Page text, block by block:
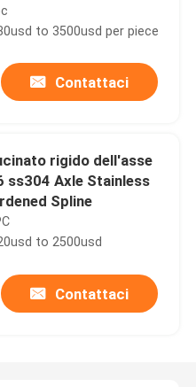
to 3500usd per piece
Contattaci
rigido dell'asse
ss304 Axle Stainless
Spline
to 2500usd
Contattaci
Muoiono gli spazii in bianco d'acciaio idraulici della ruota di Crane Wheel AISI4140 di pezzo fucinato